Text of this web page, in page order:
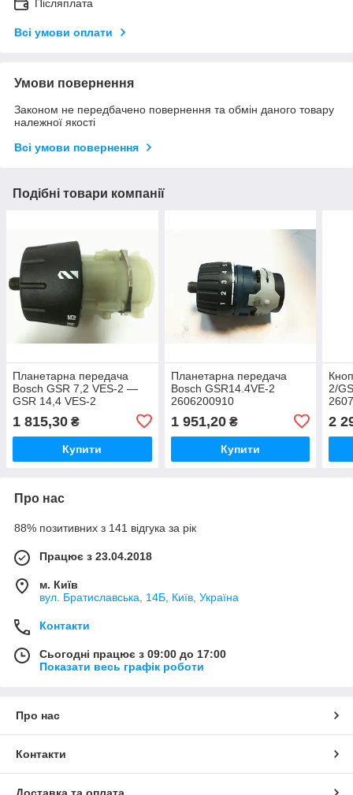
Післяплата
Всі умови оплати
Умови повернення
Законом не передбачено повернення та обмін даного товару
належної якості
Всі умови повернення
Подібні товари компанії
Планетарна передача
Bosch GSR 7,2 VES-2 —
GSR 14,4 VES-2
1 815,30 ₴
Купити
Планетарна передача
Bosch GSR14.4VE-2
2606200910
1 951,20₴
Купити
2/
2
Про нас
88% позитивних з 141 відгука за рік
Працює з 23.04.2018
м. Київ
вул. Братиславська, 14Б, Київ, Україна
Контакти
Сьогодні працює з 09:00 до 17:00
Показати весь графік роботи
Про нас
Контакти